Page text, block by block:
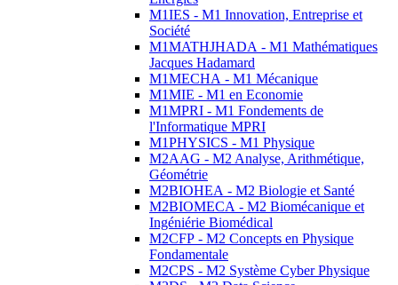
M1IES - M1 Innovation, Entreprise et
Société
M1MATHJHADA - M1 Mathématiques
Jacques Hadamard
M1MECHA - M1 Mécanique
M1MIE - M1 en Economie
M1MPRI - M1 Fondements de
l'Informatique MPRI
M1PHYSICS - M1 Physique
M2AAG - M2 Analyse, Arithmétique,
Géométrie
M2BIOHEA - M2 Biologie et Santé
M2BIOMECA - M2 Biomécanique et
Ingéniérie Biomédical
M2CFP - M2 Concepts en Physique
Fondamentale
M2CPS - M2 Système Cyber Physique